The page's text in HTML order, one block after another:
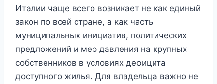
Италии чаще всего возникает не как единый
закон по всей стране, а как часть
муниципальных инициатив, политических
предложений и мер давления на крупных
собственников в условиях дефицита
доступного жилья. Для владельца важно не